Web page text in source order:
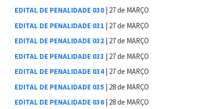
EDITAL DE PENALIDADE 030 | 27 de MARÇO
EDITAL DE PENALIDADE 031 | 27 de MARÇO
EDITAL DE PENALIDADE 032 | 27 de MARÇO
EDITAL DE PENALIDADE 033 | 27 de MARÇO
EDITAL DE PENALIDADE 034 | 27 de MARÇO
EDITAL DE PENALIDADE 035 | 28 de MARÇO
EDITAL DE PENALIDADE 036 | 28 de MARÇO